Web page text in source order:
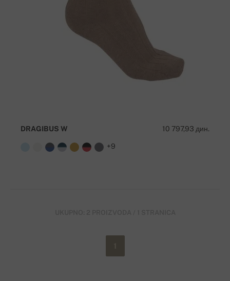
10 797,93 дин.
DRAGIBUS W
+9